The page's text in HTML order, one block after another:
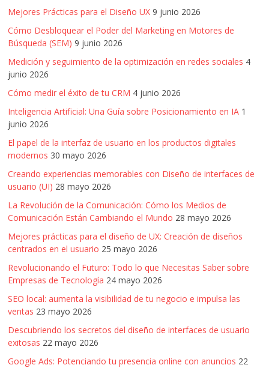
Colombia.
Mejores Prácticas para el Diseño UX 9 junio 2026
Cómo Desbloquear el Poder del Marketing en Motores de
Búsqueda (SEM) 9 junio 2026
Medición y seguimiento de la optimización en redes sociales 4
junio 2026
Cómo medir el éxito de tu CRM 4 junio 2026
Inteligencia Artificial: Una Guía sobre Posicionamiento en IA 1
junio 2026
El papel de la interfaz de usuario en los productos digitales
modernos 30 mayo 2026
Creando experiencias memorables con Diseño de interfaces de
usuario (UI) 28 mayo 2026
La Revolución de la Comunicación: Cómo los Medios de
Comunicación Están Cambiando el Mundo 28 mayo 2026
Mejores prácticas para el diseño de UX: Creación de diseños
centrados en el usuario 25 mayo 2026
Revolucionando el Futuro: Todo lo que Necesitas Saber sobre
Empresas de Tecnología 24 mayo 2026
SEO local: aumenta la visibilidad de tu negocio e impulsa las
ventas 23 mayo 2026
Descubriendo los secretos del diseño de interfaces de usuario
exitosas 22 mayo 2026
Google Ads: Potenciando tu presencia online con anuncios 22